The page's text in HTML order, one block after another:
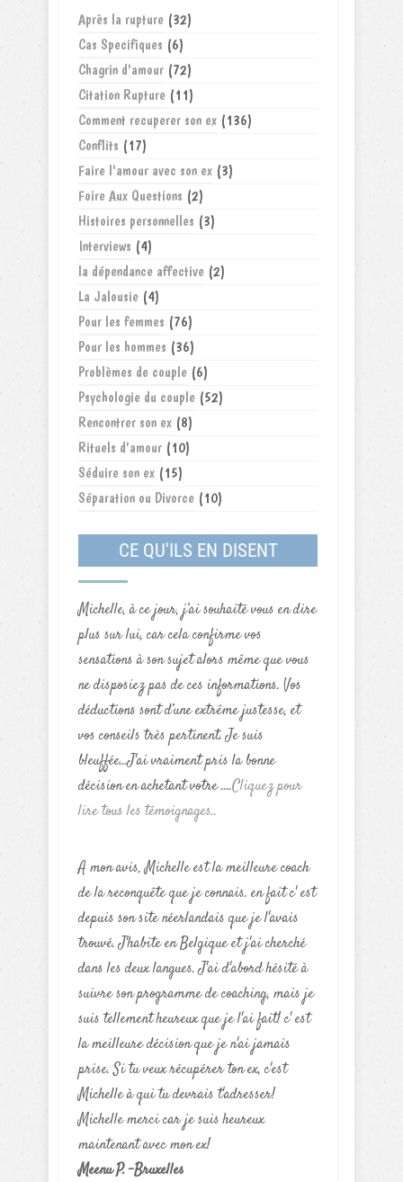
Après la rupture (32)
Cas Specifiques (6)
Chagrin d'amour (72)
Citation Rupture (11)
Comment recuperer son ex (136)
Conflits (17)
Faire l'amour avec son ex (3)
Foire Aux Questions (2)
Histoires personnelles (3)
Interviews (4)
la dépendance affective (2)
La Jalousie (4)
Pour les femmes (76)
Pour les hommes (36)
Problèmes de couple (6)
Psychologie du couple (52)
Rencontrer son ex (8)
Rituels d'amour (10)
Séduire son ex (15)
Séparation ou Divorce (10)
CE QU'ILS EN DISENT
Michelle, à ce jour, j’ai souhaité vous en dire
plus sur lui, car cela confirme vos
sensations à son sujet alors même que vous
ne disposiez pas de ces informations. Vos
déductions sont d’une extrême justesse, et
vos conseils très pertinent. Je suis
bleuffée...J'ai vraiment pris la bonne
décision en achetant votre ....Cliquez pour
lire tous les témoignages..
A mon avis, Michelle est la meilleure coach
de la reconquête que je connais. en fait c' est
depuis son site néerlandais que je l'avais
trouvé. J'habite en Belgique et j'ai cherché
dans les deux langues. J'ai d'abord hésité à
suivre son programme de coaching, mais je
suis tellement heureux que je l'ai fait! c' est
la meilleure décision que je n'ai jamais
prise. Si tu veux récupérer ton ex, c'est
Michelle à qui tu devrais t'adresser!
Michelle merci car je suis heureux
maintenant avec mon ex!
Meenu P. -Bruxelles